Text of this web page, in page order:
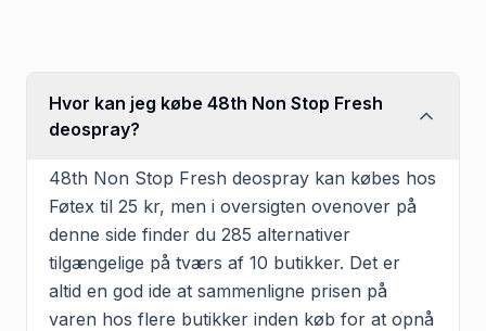
Hvor kan jeg købe 48th Non Stop Fresh
deospray?
48th Non Stop Fresh deospray kan købes hos
Føtex til 25 kr, men i oversigten ovenover på
denne side finder du 285 alternativer
tilgængelige på tværs af 10 butikker. Det er
altid en god ide at sammenligne prisen på
varen hos flere butikker inden køb for at opnå